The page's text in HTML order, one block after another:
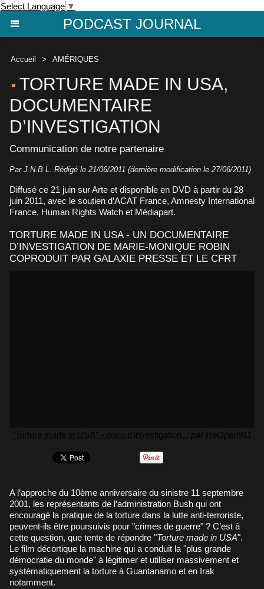
Select Language ▼
PODCAST JOURNAL
Accueil > AMÉRIQUES
TORTURE MADE IN USA,
DOCUMENTAIRE
D’INVESTIGATION
Communication de notre partenaire
Par J.N.B.L. Rédigé le 21/06/2011 (dernière modification le 27/06/2011)
Diffusé ce 21 juin sur Arte et disponible en DVD à partir du 28
juin 2011, avec le soutien d’ACAT France, Amnesty International
France, Human Rights Watch et Médiapart.
TORTURE MADE IN USA - UN DOCUMENTAIRE
D’INVESTIGATION DE MARIE-MONIQUE ROBIN
COPRODUIT PAR GALAXIE PRESSE ET LE CFRT
"Torture made in USA" - docu d'investigation... par ReOpen911
A l’approche du 10ème anniversaire du sinistre 11 septembre
2001, les représentants de l’administration Bush qui ont
encouragé la pratique de la torture dans la lutte anti-terroriste,
peuvent-ils être poursuivis pour "crimes de guerre" ? C’est à
cette question, que tente de répondre "Torture made in USA".
Le film décortique la machine qui a conduit la "plus grande
démocratie du monde" à légitimer et utiliser massivement et
systématiquement la torture à Guantanamo et en Irak
notamment.